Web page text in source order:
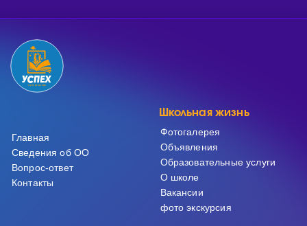
Главная
Сведения об ОО
Вопрос-ответ
Контакты
Школьная жизнь
Фотогалерея
Объявления
Образовательные услуги
О школе
Вакансии
фото экскурсия